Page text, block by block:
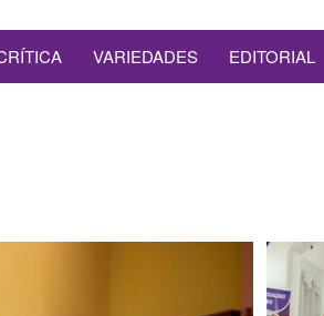
VARIEDADES EDITORIAL